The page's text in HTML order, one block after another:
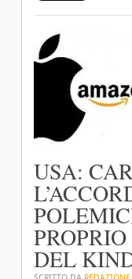
USA:
DEL